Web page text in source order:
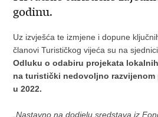
godinu.
Uz izvješća te izmjene i dopune
članovi Turističkog vijeća su na
Odluku o odabiru projekata
na turistički nedovoljno
u 2022.
„Nastavno na dodjelu sredstava iz